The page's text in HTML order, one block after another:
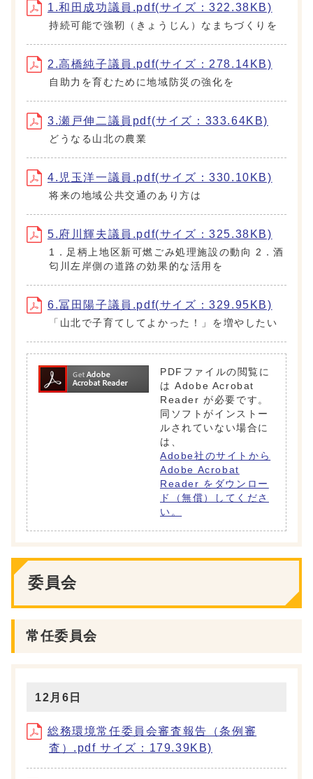
1.和田成功議員.pdf(サイズ：322.38KB)
持続可能で強靭（きょうじん）なまちづくりを
2.高橋純子議員.pdf(サイズ：278.14KB)
自助力を育むために地域防災の強化を
3.瀬戸伸二議員pdf(サイズ：333.64KB)
どうなる山北の農業
4.児玉洋一議員.pdf(サイズ：330.10KB)
将来の地域公共交通のあり方は
5.府川輝夫議員.pdf(サイズ：325.38KB)
1．足柄上地区新可燃ごみ処理施設の動向 2．酒
匂川左岸側の道路の効果的な活用を
6.冨田陽子議員.pdf(サイズ：329.95KB)
「山北で子育てしてよかった！」を増やしたい
PDFファイルの閲覧に
は Adobe Acrobat
Reader が必要です。
同ソフトがインストー
ルされていない場合に
は、
Adobe社のサイトから
Adobe Acrobat
Reader をダウンロー
ド（無償）してくださ
い。
委員会
常任委員会
12月6日
総務環境常任委員会審査報告（条例審
査）.pdf サイズ：179.39KB)